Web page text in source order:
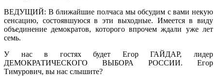
ВЕДУЩИЙ: В ближайшие полчаса мы обсудим с вами некую
сенсацию, состоявшуюся в эти выходные. Имеется в виду
объединение демократов, которого впрочем ждали уже лет
семь.
У нас в гостях будет Егор ГАЙДАР, лидер
ДЕМОКРАТИЧЕСКОГО ВЫБОРА РОССИИ. Егор
Тимурович, вы нас слышите?